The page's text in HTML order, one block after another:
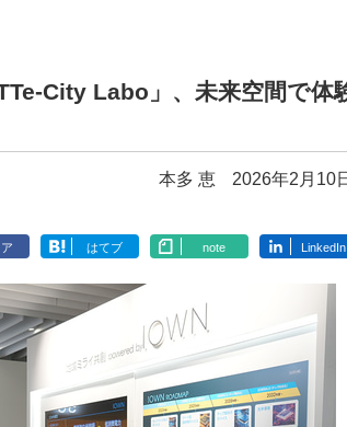
City Labo」、未来空間で体
本多 恵 2026年2月10
はてブ note LinkedIn